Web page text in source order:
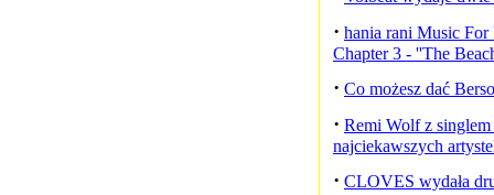
· hania rani Music For
Chapter 3 - ''The
· Co możesz dać
· Remi Wolf z
najciekawszych
· CLOVES wydała